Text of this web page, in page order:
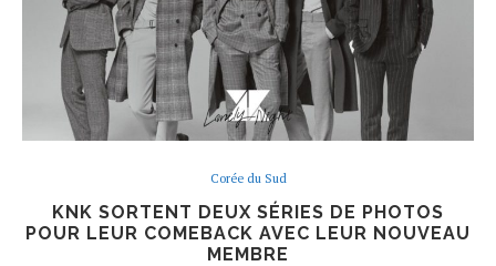
Corée du Sud
KNK SORTENT DEUX SÉRIES DE PHOTOS
POUR LEUR COMEBACK AVEC LEUR NOUVEAU
MEMBRE